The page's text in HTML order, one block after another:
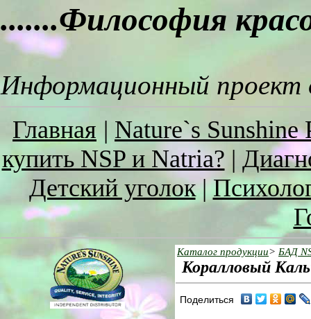
.......Философия
Информационный проект
Главная | Nature`s Sunshine
купить NSP и Natria? |
Детский уголок|
Каталог продукции> БАД
Коралловый
Поделиться